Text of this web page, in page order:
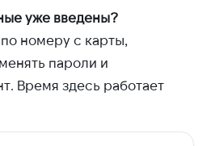
уже введены?
номеру с карты,
пароли и
Время здесь работает